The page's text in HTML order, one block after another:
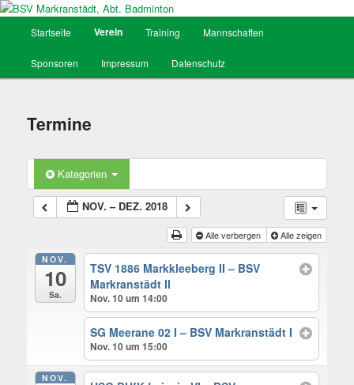
BSV Markranstädt, Abt. Badminton
Zum
Inhalt
Startseite Verein Training Mannschaften
Sponsoren Impressum Datenschutz
Termine
Kategorien
NOV. – DEZ. 2018
Alle verbergen Alle zeigen
NOV.
10
Sa.
TSV 1886 Markkleeberg II – BSV
Markranstädt II
Nov. 10 um 14:00
SG Meerane 02 I – BSV Markranstädt I
Nov. 10 um 15:00
NOV.